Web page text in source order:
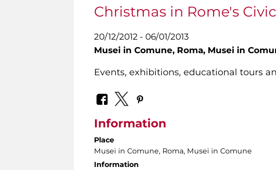
Christmas in Rome's
20/12/2012 - 06/01/2013
Musei in Comune, Roma, Musei in
Events, exhibitions, educational tours
Information
Place
Musei in Comune, Roma, Musei in Comune
Information